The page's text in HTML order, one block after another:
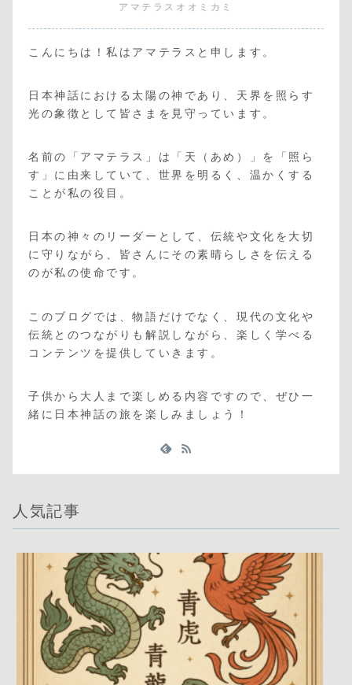
アマテラスオオミカミ
こんにちは！私はアマテラスと申します。
日本神話における太陽の神であり、天界を照らす
光の象徴として皆さまを見守っています。
名前の「アマテラス」は「天（あめ）」を「照ら
す」に由来していて、世界を明るく、温かくする
ことが私の役目。
日本の神々のリーダーとして、伝統や文化を大切
に守りながら、皆さんにその素晴らしさを伝える
のが私の使命です。
このブログでは、物語だけでなく、現代の文化や
伝統とのつながりも解説しながら、楽しく学べる
コンテンツを提供していきます。
子供から大人まで楽しめる内容ですので、ぜひ一
緒に日本神話の旅を楽しみましょう！
人気記事